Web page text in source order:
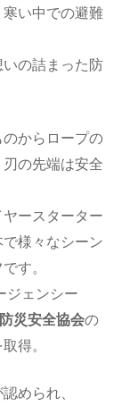
い中での避難
の詰まった防
からロープの
の先端は安全
ースターター
様々なシーン
す。
ジェンシー
災安全協会の
得。
められ、